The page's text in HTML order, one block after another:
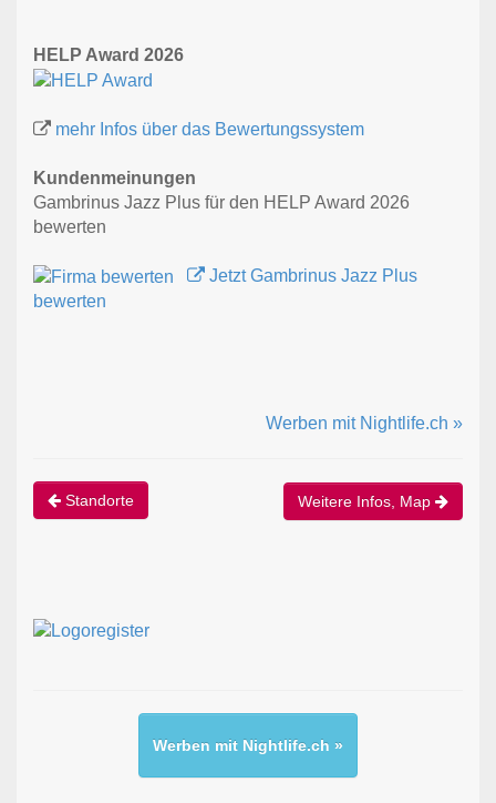
HELP Award 2026
mehr Infos über das Bewertungssystem
Kundenmeinungen
Gambrinus Jazz Plus für den HELP Award 2026
bewerten
Jetzt Gambrinus Jazz Plus
bewerten
Werben mit Nightlife.ch »
Standorte Weitere Infos, Map
Werben mit Nightlife.ch »